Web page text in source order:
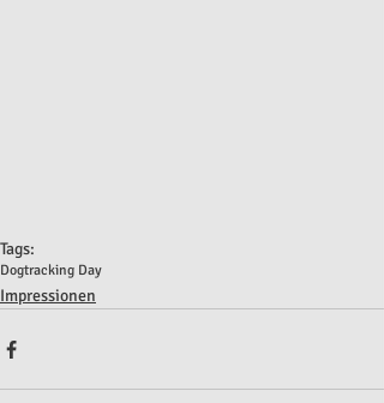
Tags:
Dogtracking Day
Impressionen